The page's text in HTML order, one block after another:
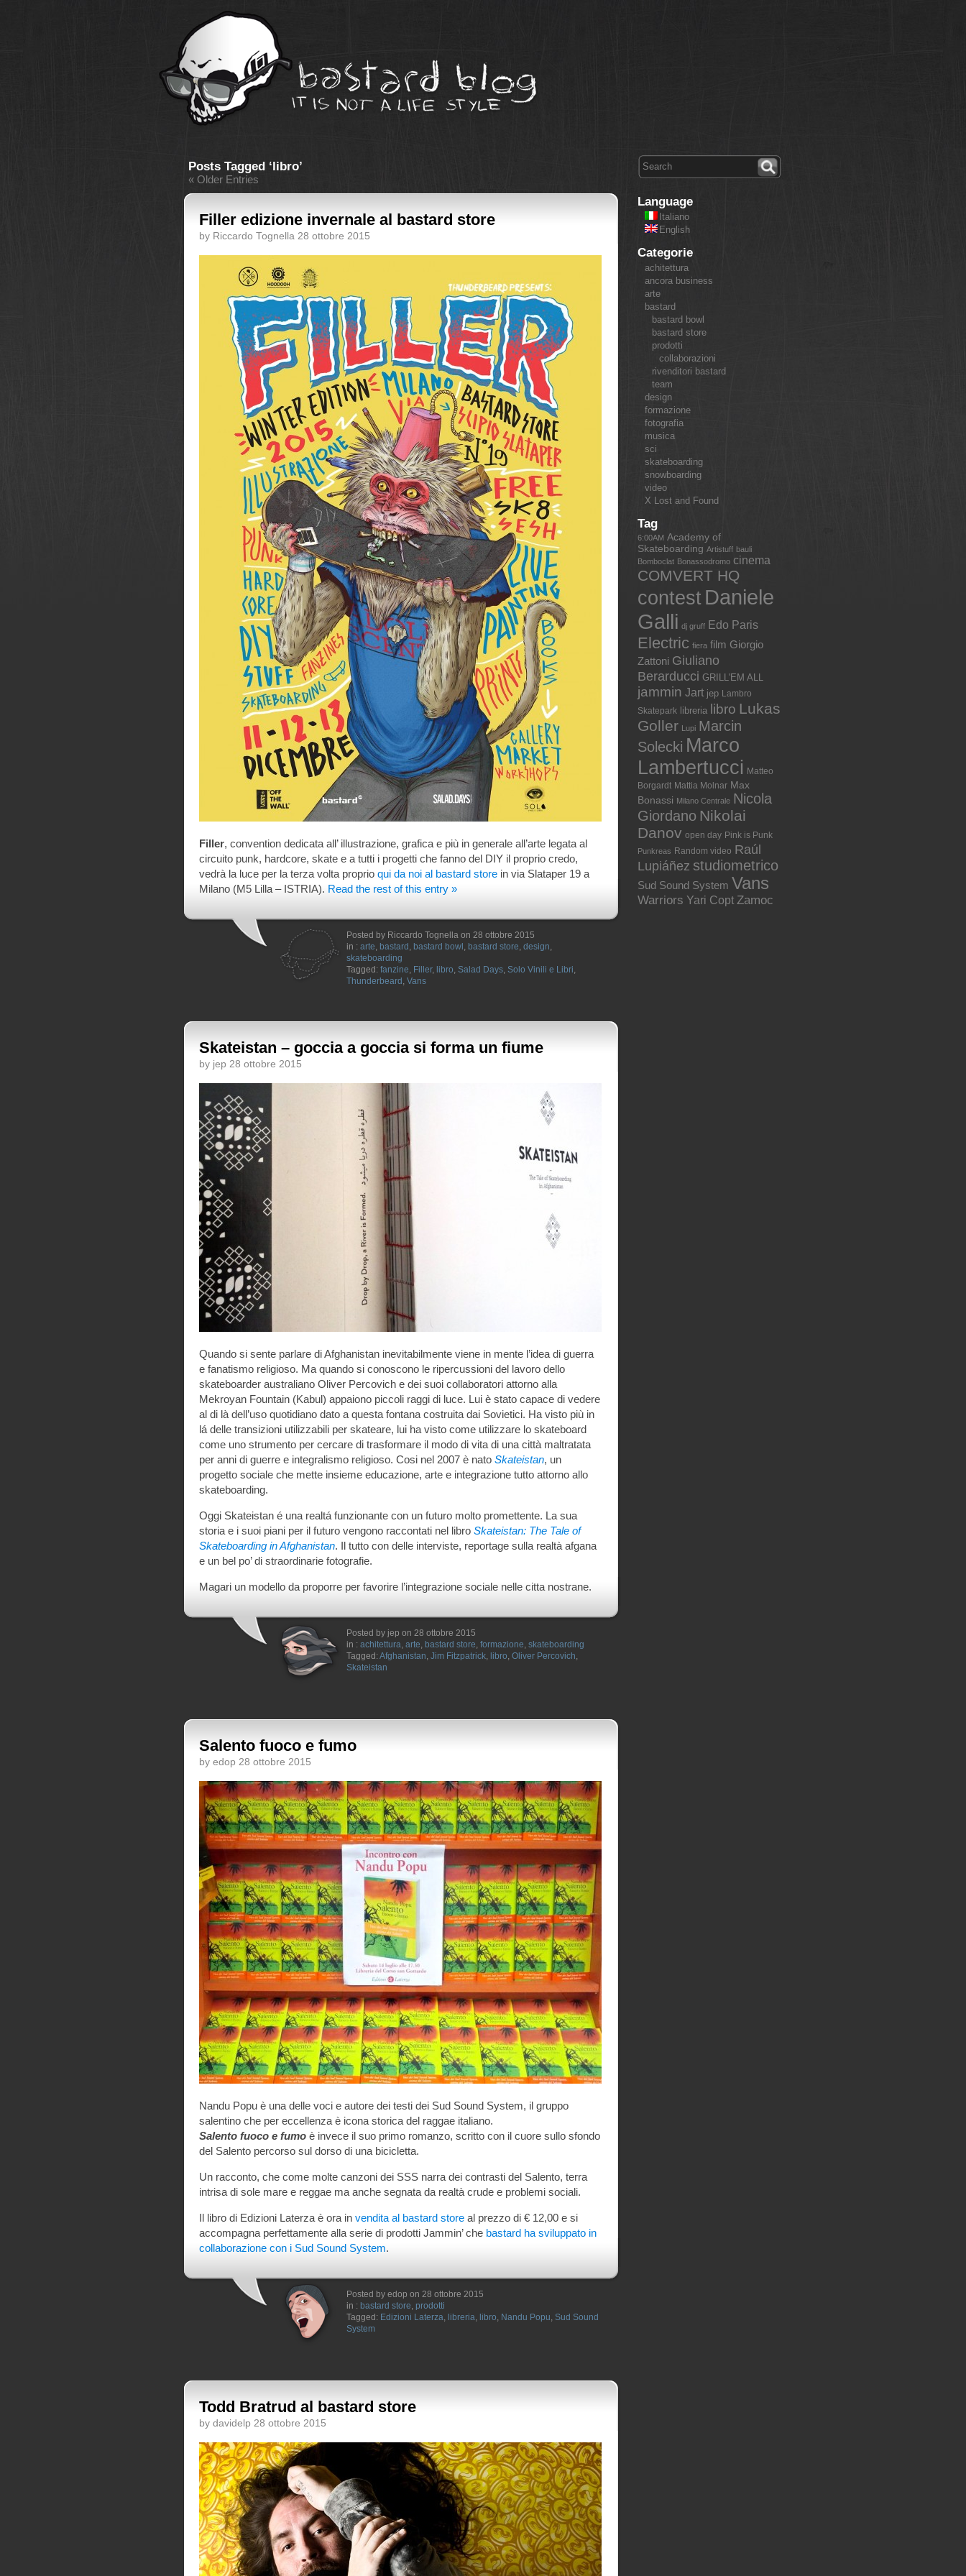
Posts Tagged ‘libro’
« Older Entries
Filler edizione invernale al bastard store
by Riccardo Tognella 28 ottobre 2015
Filler, convention dedicata all’ illustrazione, grafica e più in generale all’arte legata al
circuito punk, hardcore, skate e a tutti i progetti che fanno del DIY il proprio credo,
vedrà la luce per la terza volta proprio qui da noi al bastard store in via Slataper 19 a
Milano (M5 Lilla – ISTRIA). Read the rest of this entry »
Posted by Riccardo Tognella on 28 ottobre 2015
in : arte, bastard , bastard bowl , bastard store, design,
skateboarding
Tagged: fanzine, Filler, libro, Salad Days, Solo Vinili e Libri,
Thunderbeard , Vans
Skateistan – goccia a goccia si forma un fiume
by jep 28 ottobre 2015
Quando si sente parlare di Afghanistan inevitabilmente viene in mente l’idea di guerra
e fanatismo religioso. Ma quando si conoscono le ripercussioni del lavoro dello
skateboarder australiano Oliver Percovich e dei suoi collaboratori attorno alla
Mekroyan Fountain (Kabul) appaiono piccoli raggi di luce. Lui è stato capace di vedere
al di là dell’uso quotidiano dato a questa fontana costruita dai Sovietici. Ha visto più in
lá delle transizioni utilizzabili per skateare, lui ha visto come utilizzare lo skateboard
come uno strumento per cercare di trasformare il modo di vita di una città maltratata
per anni di guerre e integralismo religioso. Cosi nel 2007 è nato Skateistan, un
progetto sociale che mette insieme educazione, arte e integrazione tutto attorno allo
skateboarding.
Oggi Skateistan é una realtá funzionante con un futuro molto promettente. La sua
storia e i suoi piani per il futuro vengono raccontati nel libro Skateistan: The Tale of
Skateboarding in Afghanistan. Il tutto con delle interviste, reportage sulla realtà afgana
e un bel po’ di straordinarie fotografie.
Magari un modello da proporre per favorire l’integrazione sociale nelle citta nostrane.
Posted by jep on 28 ottobre 2015
in : achitettura, arte, bastard store, formazione, skateboarding
Tagged: Afghanistan, Jim Fitzpatrick, libro, Oliver Percovich,
Skateistan
Salento fuoco e fumo
by edop 28 ottobre 2015
Nandu Popu è una delle voci e autore dei testi dei Sud Sound System, il gruppo
salentino che per eccellenza è icona storica del raggae italiano.
Salento fuoco e fumo è invece il suo primo romanzo, scritto con il cuore sullo sfondo
del Salento percorso sul dorso di una bicicletta.
Un racconto, che come molte canzoni dei SSS narra dei contrasti del Salento, terra
intrisa di sole mare e reggae ma anche segnata da realtà crude e problemi sociali.
Il libro di Edizioni Laterza è ora in vendita al bastard store al prezzo di € 12,00 e si
accompagna perfettamente alla serie di prodotti Jammin’ che bastard ha sviluppato in
collaborazione con i Sud Sound System.
Posted by edop on 28 ottobre 2015
in : bastard store, prodotti
Tagged: Edizioni Laterza, libreria, libro, Nandu Popu, Sud Sound
System
Todd Bratrud al bastard store
by davidelp 28 ottobre 2015
Language
Italiano
English
Categorie
achitettura
ancora business
arte
bastard
bastard bowl
bastard store
prodotti
collaborazioni
rivenditori bastard
team
design
formazione
fotografia
musica
sci
skateboarding
snowboarding
video
X Lost and Found
Tag
6:00AM Academy of
Skateboarding Artistuff bauli
Bomboclat Bonassodromo cinema
COMVERT HQ
contest Daniele
Galli dj gruff Edo Paris
Electric fiera film Giorgio
Zattoni Giuliano
Berarducci GRILL'EM ALL
jammin Jart jep Lambro
Skatepark libreria libro Lukas
Goller Lupi Marcin
Solecki Marco
Lambertucci Matteo
Borgardt Mattia Molnar Max
Bonassi Milano Centrale Nicola
Giordano Nikolai
Danov open day Pink is Punk
Punkreas Random video Raúl
Lupiáñez studiometrico
Sud Sound System Vans
Warriors Yari Copt Zamoc